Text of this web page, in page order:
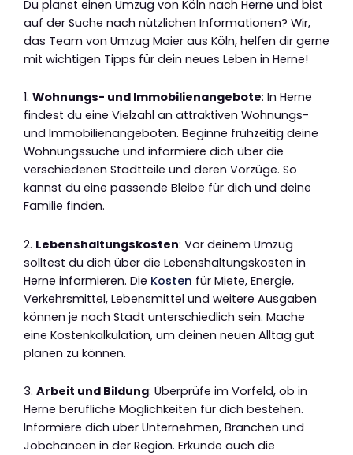
Du planst einen Umzug von Köln nach Herne und bist
auf der Suche nach nützlichen Informationen? Wir,
das Team von Umzug Maier aus Köln, helfen dir gerne
mit wichtigen Tipps für dein neues Leben in Herne!
1. Wohnungs- und Immobilienangebote: In Herne
findest du eine Vielzahl an attraktiven Wohnungs-
und Immobilienangeboten. Beginne frühzeitig deine
Wohnungssuche und informiere dich über die
verschiedenen Stadtteile und deren Vorzüge. So
kannst du eine passende Bleibe für dich und deine
Familie finden.
2. Lebenshaltungskosten: Vor deinem Umzug
solltest du dich über die Lebenshaltungskosten in
Herne informieren. Die Kosten für Miete, Energie,
Verkehrsmittel, Lebensmittel und weitere Ausgaben
können je nach Stadt unterschiedlich sein. Mache
eine Kostenkalkulation, um deinen neuen Alltag gut
planen zu können.
3. Arbeit und Bildung: Überprüfe im Vorfeld, ob in
Herne berufliche Möglichkeiten für dich bestehen.
Informiere dich über Unternehmen, Branchen und
Jobchancen in der Region. Erkunde auch die